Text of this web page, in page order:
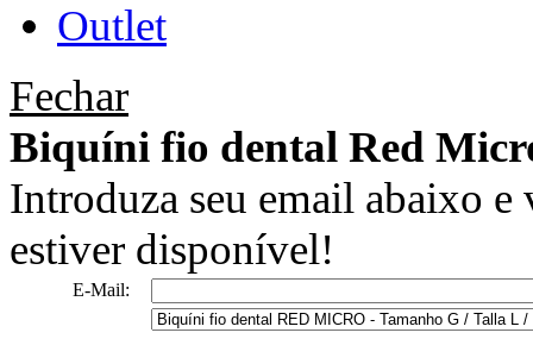
Outlet
Fechar
Biquíni fio dental Red
Introduza seu email abaixo
estiver disponível!
E-Mail: